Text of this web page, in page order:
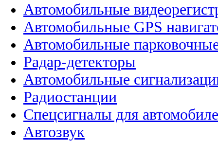
Автомобильные
Автомобильные GPS
Автомобильные
Радар-детекторы
Автомобильные
Радиостанции
Спецсигналы для
Автозвук